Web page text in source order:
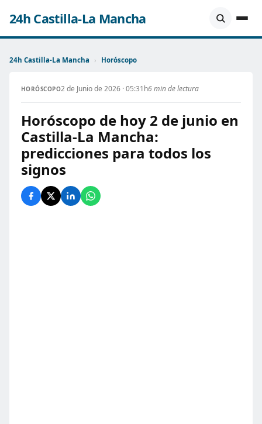
24h Castilla-La Mancha
24h Castilla-La Mancha › Horóscopo
HORÓSCOPO2 de Junio de 2026 · 05:31h6 min de lectura
Horóscopo de hoy 2 de junio en
Castilla-La Mancha:
predicciones para todos los
signos